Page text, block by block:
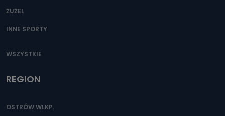
ŻUŻEL
INNE SPORTY
WSZYSTKIE
REGION
OSTRÓW WLKP.